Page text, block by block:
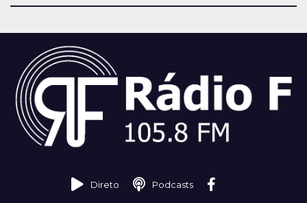
Direto Podcasts